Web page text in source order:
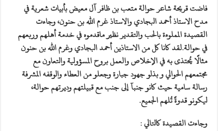
فاضت قريحة شاعر حوالة متعب بن ظافر آل معيض بأبيات شعرية في
مدح الاستاذ أحمد البجادي والاستاذ غرم الله بن حنون، وجاءت
القصيدة المملوءة بالحب والتقدير نظير ماقدموه في خدمة أهلهم وربعهم
في حوالة.لقد كانا كل من الاستاذين أحمد البجادي وغرم الله بن حنون
مثالًا يُحتذى به في الإخلاص والعمل بروح المسؤولية والتعاون مع
مجتمعهم الحوالي و بذلو جهود جبارة وجعلو من العطاء والوقفه المشرفة
رسالة سامية حيث كانو جنبآ إلى جنب مع قبيلتهم وديرتهم حوالة،
ليكونو قدوةً تُلهم الجميع.
وجاءت القصيدة كالتالي :